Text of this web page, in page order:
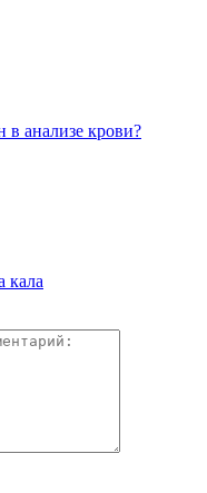
анализе крови?
кала